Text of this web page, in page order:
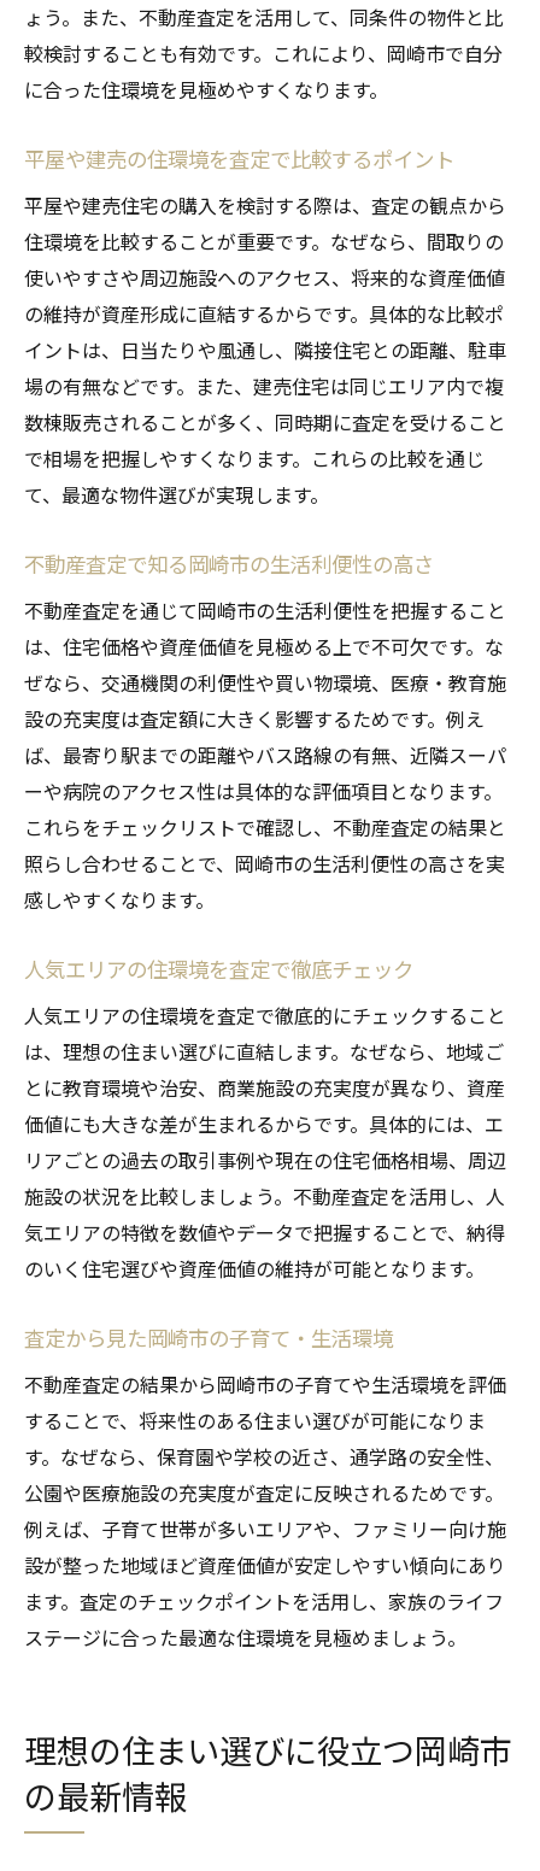
ょう。また、不動産査定を活用して、同条件の物件と比
較検討することも有効です。これにより、岡崎市で自分
に合った住環境を見極めやすくなります。
平屋や建売の住環境を査定で比較するポイント
平屋や建売住宅の購入を検討する際は、査定の観点から
住環境を比較することが重要です。なぜなら、間取りの
使いやすさや周辺施設へのアクセス、将来的な資産価値
の維持が資産形成に直結するからです。具体的な比較ポ
イントは、日当たりや風通し、隣接住宅との距離、駐車
場の有無などです。また、建売住宅は同じエリア内で複
数棟販売されることが多く、同時期に査定を受けること
で相場を把握しやすくなります。これらの比較を通じ
て、最適な物件選びが実現します。
不動産査定で知る岡崎市の生活利便性の高さ
不動産査定を通じて岡崎市の生活利便性を把握すること
は、住宅価格や資産価値を見極める上で不可欠です。な
ぜなら、交通機関の利便性や買い物環境、医療・教育施
設の充実度は査定額に大きく影響するためです。例え
ば、最寄り駅までの距離やバス路線の有無、近隣スーパ
ーや病院のアクセス性は具体的な評価項目となります。
これらをチェックリストで確認し、不動産査定の結果と
照らし合わせることで、岡崎市の生活利便性の高さを実
感しやすくなります。
人気エリアの住環境を査定で徹底チェック
人気エリアの住環境を査定で徹底的にチェックすること
は、理想の住まい選びに直結します。なぜなら、地域ご
とに教育環境や治安、商業施設の充実度が異なり、資産
価値にも大きな差が生まれるからです。具体的には、エ
リアごとの過去の取引事例や現在の住宅価格相場、周辺
施設の状況を比較しましょう。不動産査定を活用し、人
気エリアの特徴を数値やデータで把握することで、納得
のいく住宅選びや資産価値の維持が可能となります。
査定から見た岡崎市の子育て・生活環境
不動産査定の結果から岡崎市の子育てや生活環境を評価
することで、将来性のある住まい選びが可能になりま
す。なぜなら、保育園や学校の近さ、通学路の安全性、
公園や医療施設の充実度が査定に反映されるためです。
例えば、子育て世帯が多いエリアや、ファミリー向け施
設が整った地域ほど資産価値が安定しやすい傾向にあり
ます。査定のチェックポイントを活用し、家族のライフ
ステージに合った最適な住環境を見極めましょう。
理想の住まい選びに役立つ岡崎市
の最新情報